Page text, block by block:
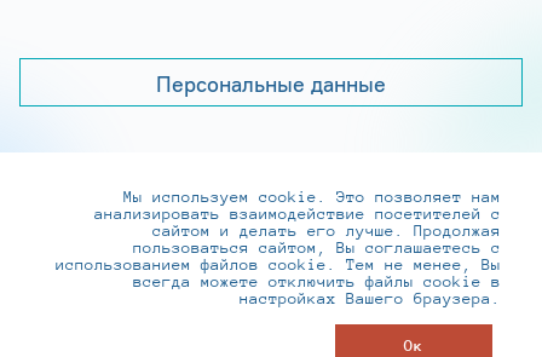
Персональные данные
+7 (495) 737-6192, 8-800-250-0-260
practice@infotecs.ru,hr@infotecs.ru
127273, г. Москва, Отрадная ул., 2Б строение 1
Мы используем cookie. Это позволяет нам
анализировать взаимодействие посетителей с
сайтом и делать его лучше. Продолжая
пользоваться сайтом, Вы соглашаетесь с
использованием файлов cookie. Тем не менее, Вы
всегда можете отключить файлы cookie в
настройках Вашего браузера.
Ок